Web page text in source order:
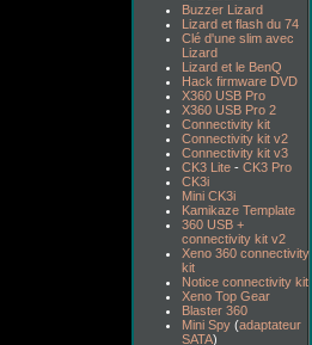
Buzzer Lizard
Lizard et flash du 74
Clé d'une slim avec
Lizard
Lizard et le BenQ
Hack firmware DVD
X360 USB Pro
X360 USB Pro 2
Connectivity kit
Connectivity kit v2
Connectivity kit v3
CK3 Lite - CK3 Pro
CK3i
Mini CK3i
Kamikaze Template
360 USB +
connectivity kit v2
Xeno 360 connectivity
kit
Notice connectivity kit
Xeno Top Gear
Blaster 360
Mini Spy (adaptateur
SATA)